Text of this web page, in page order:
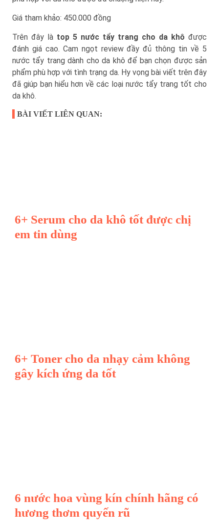
Giá tham khảo: 450.000 đồng
Trên đây là top 5 nước tẩy trang cho da khô được
đánh giá cao. Cam ngọt review đầy đủ thông tin về 5
nước tẩy trang dành cho da khô để bạn chọn được sản
phẩm phù hợp với tình trạng da. Hy vọng bài viết trên đây
đã giúp bạn hiểu hơn về các loại nước tẩy trang tốt cho
da khô.
BÀI VIẾT LIÊN QUAN:
6+ Serum cho da khô tốt được chị
em tin dùng
6+ Toner cho da nhạy cảm không
gây kích ứng da tốt
6 nước hoa vùng kín chính hãng có
hương thơm quyến rũ